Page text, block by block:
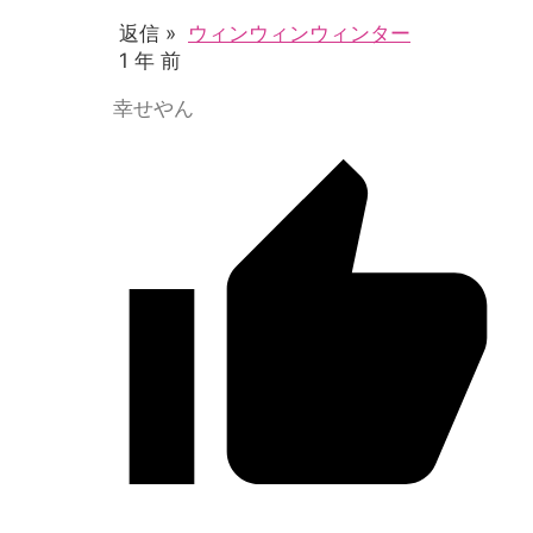
返信 » ウィンウィンウィンター
1 年 前
幸せやん